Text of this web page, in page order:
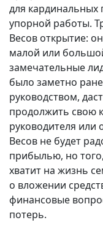
для
упорной работы.
Весов открытие:
малой или
замечательные
было заметно
руководством,
продолжить свою
руководителя или
Весов не будет
прибылью, но
хватит на жизнь
о вложении
финансовые
потерь.